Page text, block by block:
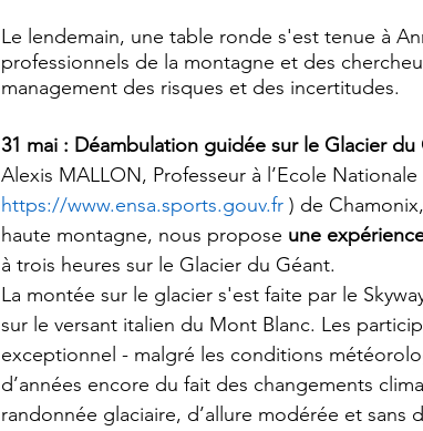
Le lendemain, une table ronde s'est tenue à
professionnels de la montagne et des
management des risques et des incertitudes.
31 mai : Déambulation guidée sur le Glacier
Alexis MALLON, Professeur à l’Ecole
https://www.ensa.sports.gouv.fr ) de
haute montagne, nous propose une
à trois heures sur le Glacier du Géant.
La montée sur le glacier s'est faite par le
sur le versant italien du Mont Blanc. Les
exceptionnel - malgré les conditions
d’années encore du fait des changements
randonnée glaciaire, d’allure modérée et